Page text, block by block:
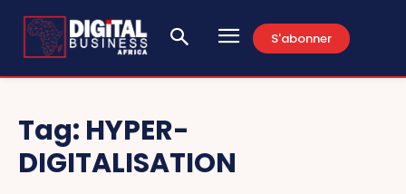
S'abonner
Tag: HYPER-
DIGITALISATION